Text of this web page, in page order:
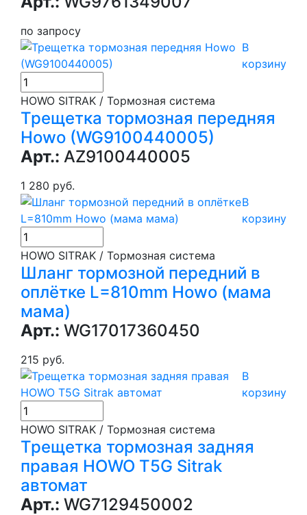
по запросу
В
корзину
HOWO SITRAK / Тормозная система
Трещетка тормозная передняя
Howo (WG9100440005)
Арт.: AZ9100440005
1 280 руб.
В
корзину
HOWO SITRAK / Тормозная система
Шланг тормозной передний в
оплётке L=810mm Howo (мама
мама)
Арт.: WG17017360450
215 руб.
В
корзину
HOWO SITRAK / Тормозная система
Трещетка тормозная задняя
правая HOWO T5G Sitrak
автомат
Арт.: WG7129450002